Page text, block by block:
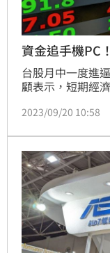
資金追手機PC
台股月中一度進
顧表示，短期經
境的房地產開發
市場資金轉而追
等相關供應鏈，
擇。（記者：王
2023/09/20 10:58